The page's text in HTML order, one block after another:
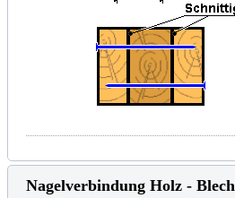
Nagelverbindung Holz - Blech